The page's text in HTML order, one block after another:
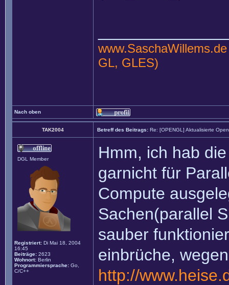
www.SaschaWillems.de
GL, GLES)
Nach oben
TAK2004 Betreff des Beitrags: Re: [OPENGL] Aktualisierte
DGL Member
Registriert: Di Mai 18, 2004
16:45
Beiträge: 2623
Wohnort: Berlin
Programmiersprache: Go,
C/C++
Hmm, ich hab
garnicht für
Compute
Sachen(parallel
sauber
einbrüche,
http://